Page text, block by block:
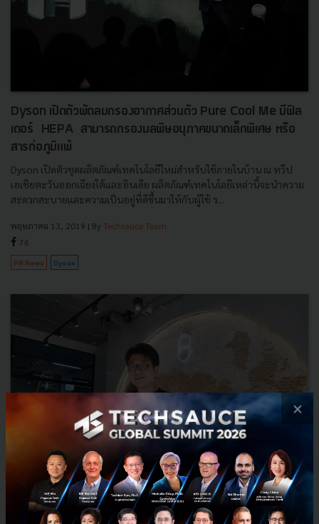
Dyson เปิดตัวพัดลมกรองอากาศส่วนตัว Pure Cool Me มีฟิล
เตอร์ HEPA สามารถกรองมลพิษอนุภาคขนาดเล็กพิเศษ หรือ
สารก่อภูมิแพ้
Dyson เปิดตัวชุดผลิตภัณฑ์เทคโนโลยีใหม่สำหรับใช้ภายในบ้าน ณ ทวีป
เอเชียตะวันออกเฉียงใต้และอินเดีย ผลิตภัณฑ์เทคโนโลยีเหล่านี้จะนำความ
สะดวกสะบายและความเป็นอยู่ที่ดีขึ้นมาให้กับผู้ใช้ ร...
พฤษภาคม 13, 2019 | By Techsauce Team
76
PR News Dyson
×